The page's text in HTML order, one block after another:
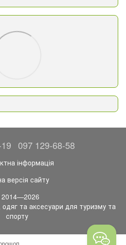
097 129-68-58
інформація
версія сайту
та аксесуари для туризму та
спорту